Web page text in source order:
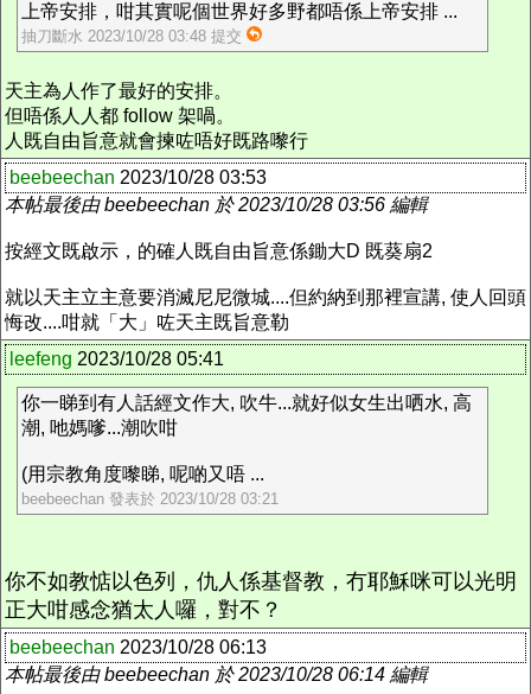
上帝安排，咁其實呢個世界好多野都唔係上帝安排 ...
抽刀斷水 2023/10/28 03:48 提交
天主為人作了最好的安排。
但唔係人人都 follow 架喎。
人既自由旨意就會揀咗唔好既路嚟行
beebeechan 2023/10/28 03:53
本帖最後由 beebeechan 於 2023/10/28 03:56 編輯
按經文既啟示，的確人既自由旨意係鋤大D 既葵扇2
就以天主立主意要消滅尼尼微城....但約納到那裡宣講, 使人回頭
悔改....咁就「大」咗天主既旨意勒
leefeng 2023/10/28 05:41
你一睇到有人話經文作大, 吹牛...就好似女生出哂水, 高
潮, 吔媽嗲...潮吹咁
(用宗教角度嚟睇, 呢啲又唔 ...
beebeechan 發表於 2023/10/28 03:21
你不如教惦以色列，仇人係基督教，冇耶穌咪可以光明
正大咁感念猶太人囉，對不？
beebeechan 2023/10/28 06:13
本帖最後由 beebeechan 於 2023/10/28 06:14 編輯